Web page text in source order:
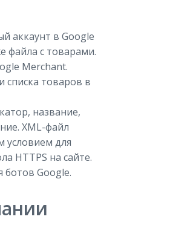
аккаунт в Google
файла с товарами.
Merchant.
списка товаров в
название,
XML-файл
условием для
HTTPS на сайте.
ботов Google.